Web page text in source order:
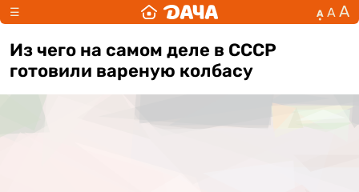
☰ А А А
Из чего на самом деле в СССР
готовили вареную колбасу